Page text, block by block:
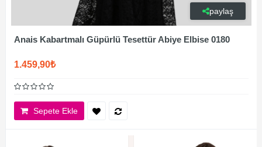
paylaş
Anais Kabartmalı Güpürlü Tesettür Abiye Elbise 0180
1.459,90₺
Sepete Ekle